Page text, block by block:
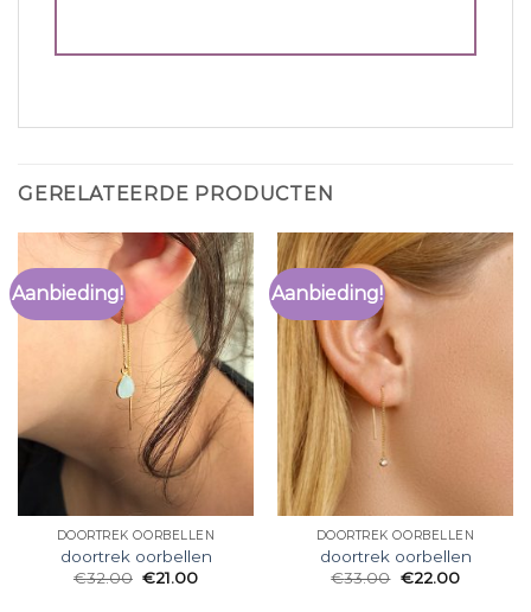
GERELATEERDE PRODUCTEN
Aanbieding!
DOORTREK OORBELLEN
doortrek oorbellen
€32.00 €21.00
Aanbieding!
DOORTREK OORBELLEN
doortrek oorbellen
€33.00 €22.00